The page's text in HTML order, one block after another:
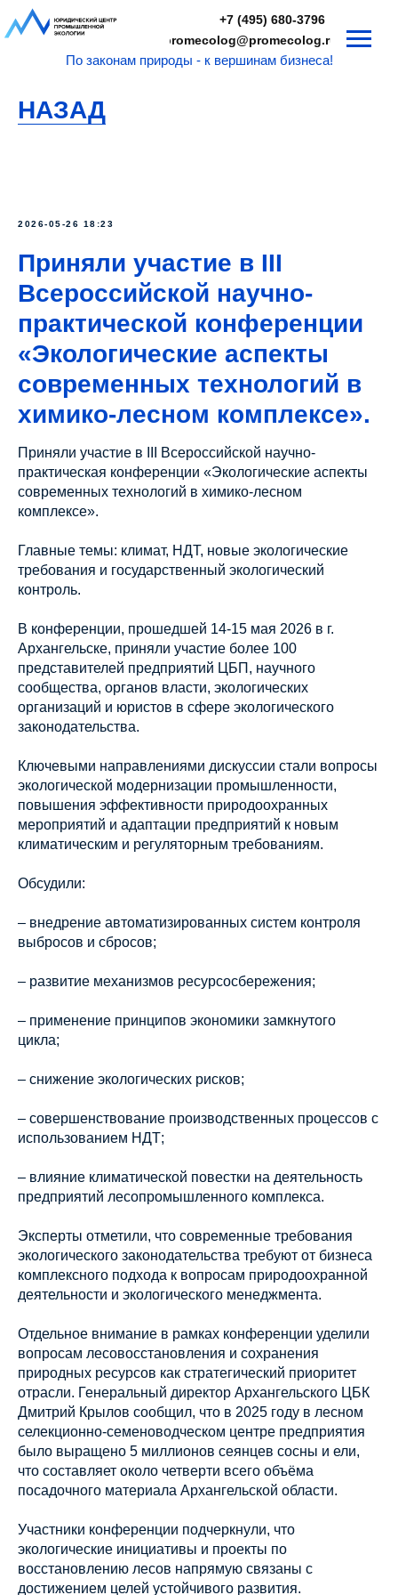
По законам природы - к вершинам бизнеса!
+7 (495) 680-3796
promecolog@promecolog.ru
НАЗАД
2026-05-26 18:23
Приняли участие в III
Всероссийской научно-
практической конференции
«Экологические аспекты
современных технологий в
химико-лесном комплексе».
Приняли участие в III Всероссийской научно-
практическая конференции «Экологические аспекты
современных технологий в химико-лесном
комплексе».
Главные темы: климат, НДТ, новые экологические
требования и государственный экологический
контроль.
В конференции, прошедшей 14-15 мая 2026 в г.
Архангельске, приняли участие более 100
представителей предприятий ЦБП, научного
сообщества, органов власти, экологических
организаций и юристов в сфере экологического
законодательства.
Ключевыми направлениями дискуссии стали вопросы
экологической модернизации промышленности,
повышения эффективности природоохранных
мероприятий и адаптации предприятий к новым
климатическим и регуляторным требованиям.
Обсудили:
– внедрение автоматизированных систем контроля
выбросов и сбросов;
– развитие механизмов ресурсосбережения;
– применение принципов экономики замкнутого
цикла;
– снижение экологических рисков;
– совершенствование производственных процессов с
использованием НДТ;
– влияние климатической повестки на деятельность
предприятий лесопромышленного комплекса.
Эксперты отметили, что современные требования
экологического законодательства требуют от бизнеса
комплексного подхода к вопросам природоохранной
деятельности и экологического менеджмента.
Отдельное внимание в рамках конференции уделили
вопросам лесовосстановления и сохранения
природных ресурсов как стратегический приоритет
отрасли. Генеральный директор Архангельского ЦБК
Дмитрий Крылов сообщил, что в 2025 году в лесном
селекционно-семеноводческом центре предприятия
было выращено 5 миллионов сеянцев сосны и ели,
что составляет около четверти всего объёма
посадочного материала Архангельской области.
Участники конференции подчеркнули, что
экологические инициативы и проекты по
восстановлению лесов напрямую связаны с
достижением целей устойчивого развития.